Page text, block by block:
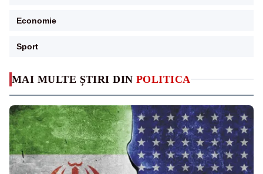
MAI MULTE ȘTIRI DIN POLITICA
Economie
Sport